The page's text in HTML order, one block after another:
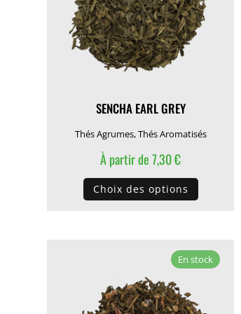
sur
SENCHA EARL GREY
Thés Agrumes,Thés Aromatisés
À partir de7,30€
Choix des options
Ce
produit
variations.
Les
peuvent
En stock